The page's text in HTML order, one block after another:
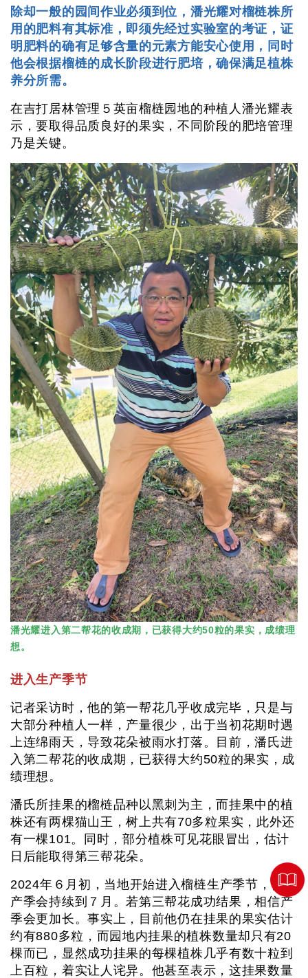
除却一般的园间作业必须到位，潘光耀对榴梿株所
用的肥料有其标准，即须先经过实验室的考证，证
明肥料的确有足够含量的元素方能安心使用，同时
他会根据榴梿的成长阶段进行肥培，确保满足植株
养分所需。
在吉打居林管理５英亩榴梿园地的种植人潘光耀表
示，要取得品质良好的果实，不同阶段的肥培管理
乃是关键。
潘光耀进入第二帮花的收成期，已获得大约50粒的果实，成绩理
想。
进入生产季节
记者采访时，他的第一帮花几乎收成完毕，只是与
大部分种植人一样，产量很少，出于当初花期时遇
上连绵雨天，导致花朵被雨水打落。目前，潘氏进
入第二帮花的收成期，已获得大约50粒的果实，成
绩理想。
潘氏所挂果的榴梿品种以黑刺为主，而挂果中的植
株还有两棵猫山王，树上共有70多粒果实，此外还
有一棵101。同时，部分植株可见花眼冒出，估计
日后能取得第三帮花朵。
2024年６月初，当地开始进入榴梿生产季节，估计
产季会持续到７月。若第三帮花成功结果，相信产
季会更加长。事实上，目前他仍在挂果的果实估计
约有880多粒，而园地内挂果的植株数量却只有20
棵而已，显然成功挂果的每棵植株几乎有数十粒到
上百粒，着实让人诧异。他甚至表示，这挂果数量